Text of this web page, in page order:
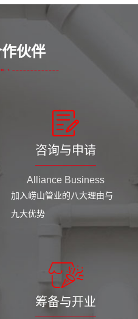
伙伴
咨询与申请
Alliance Business
加入崂山管业的八大理由与
九大优势
筹备与开业